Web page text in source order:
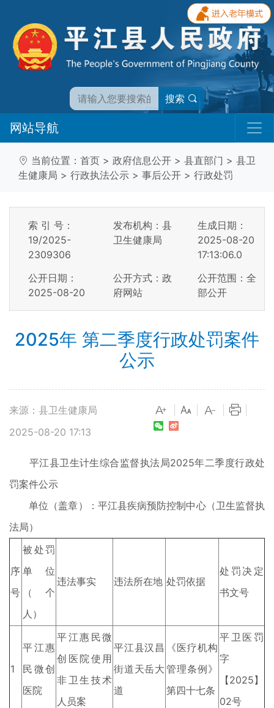
搜索
网站导航
当前位置： 首页 > 政府信息公开 > 县直部门 > 县卫
生健康局 > 行政执法公示 > 事后公开 > 行政处罚
索 引 号：
19/2025-
2309306
发布机构：县
卫生健康局
生成日期：
2025-08-20
17:13:06.0
公开日期：
2025-08-20
公开方式：政
府网站
公开范围：全
部公开
2025年 第二季度行政处罚案件
公示
来源：县卫生健康局
2025-08-20 17:13
平江县卫生计生综合监督执法局2025年二季度行政处
罚案件公示
单位（盖章）：平江县疾病预防控制中心（卫生监督执
法局）
序
号
被处罚
单位
（个
人）
违法事实 违法所在地 处罚依据
处罚决定
书文号
1
平江惠
民微创
医院
平江惠民微
创医院使用
非卫生技术
人员案
平江县汉昌
街道天岳大
道
《医疗机构
管理条例》
第四十七条
平卫医罚
字
【2025】
02号